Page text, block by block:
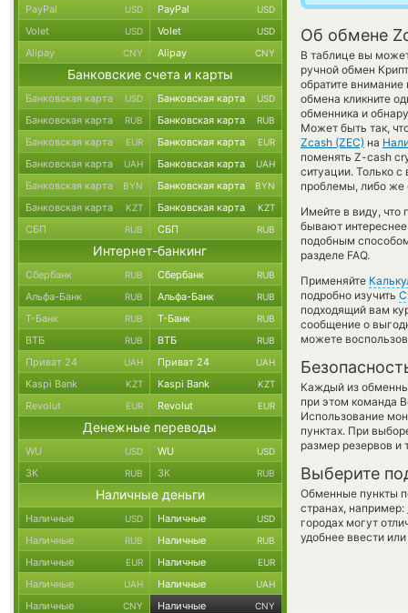
Об обмене
В таблице вы
ручной обмен
обратите внимание
обмена кликните
обменника и
Может быть так,
Zcash (ZEC) на
поменять Z-cash
ситуации. Только
проблемы, либо же
Имейте в виду, что
бывают
подобным
разделе FAQ.
Применяйте
подробно изучить
подходящий вам
сообщение о
можете
Каждый из
при этом команда
Использование
пунктах. При
размер резервов и
Выберите
Обменные пункты
странах, например:
городах могут
удобнее ввести
PayPal USD PayPal USD
Volet USD Volet USD
Alipay CNY Alipay CNY
Банковские счета и карты
Банковская карта USD Банковская карта USD
Банковская карта RUB Банковская карта RUB
Банковская карта EUR Банковская карта EUR
Банковская карта UAH Банковская карта UAH
Банковская карта BYN Банковская карта BYN
Банковская карта KZT Банковская карта KZT
СБП RUB СБП RUB
Интернет-банкинг
Сбербанк RUB Сбербанк RUB
Альфа-Банк RUB Альфа-Банк RUB
Т-Банк RUB Т-Банк RUB
ВТБ RUB ВТБ RUB
Приват 24 UAH Приват 24 UAH
Kaspi Bank KZT Kaspi Bank KZT
Revolut EUR Revolut EUR
Денежные переводы
WU USD WU USD
ЗК RUB ЗК RUB
Наличные деньги
Наличные USD Наличные USD
Наличные RUB Наличные RUB
Наличные EUR Наличные EUR
Наличные UAH Наличные UAH
Наличные CNY Наличные CNY